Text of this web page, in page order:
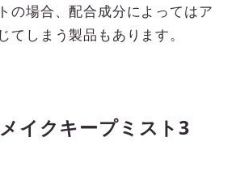
の場合、配合成分によってはア
てしまう製品もあります。
イクキープミスト3